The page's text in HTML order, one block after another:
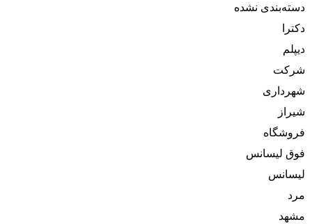
دسته‌بندی نشده
دکترا
دیپلم
شرکت
شهرداری
شیراز
فروشگاه
فوق لیسانس
لیسانس
مرد
مشهد